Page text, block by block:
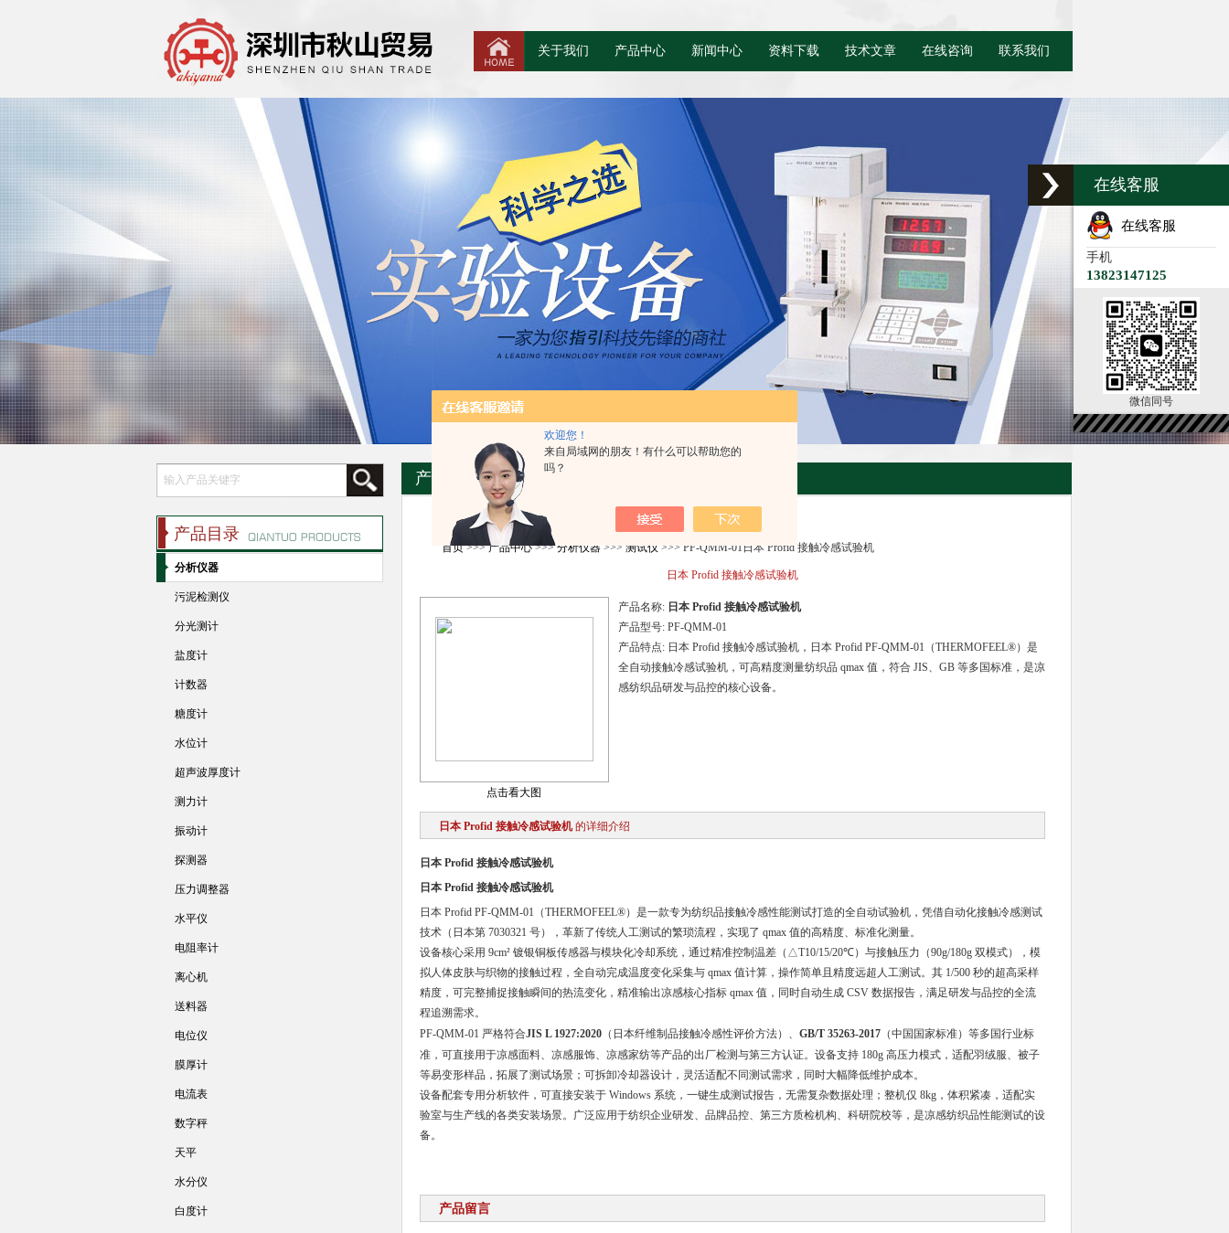
欢迎您！
来自局域网的朋友！有什么可以帮助您的
吗？
关于我们 产品中心 新闻中心 资料下载 技术文章 在线咨询 联系我们
产品资料
首页>>>产品中心>>>分析仪器>>> 测试仪 >>> PF-QMM-01日本 Profid 接触冷感试验机
日本 Profid 接触冷感试验机
点击看大图
产品名称: 日本 Profid 接触冷感试验机
产品型号: PF-QMM-01
产品特点: 日本 Profid 接触冷感试验机，日本 Profid PF-QMM-01（THERMOFEEL®）是
全自动接触冷感试验机，可高精度测量纺织品 qmax 值，符合 JIS、GB 等多国标准，是凉
感纺织品研发与品控的核心设备。
日本 Profid 接触冷感试验机 的详细介绍
日本 Profid 接触冷感试验机
日本 Profid 接触冷感试验机
日本 Profid PF-QMM-01（THERMOFEEL®）是一款专为纺织品接触冷感性能测试打造的全自动试验机，凭借自动化接触冷感测试
技术（日本第 7030321 号），革新了传统人工测试的繁琐流程，实现了 qmax 值的高精度、标准化测量。
设备核心采用 9cm² 镀银铜板传感器与模块化冷却系统，通过精准控制温差（△T10/15/20℃）与接触压力（90g/180g 双模式），模
拟人体皮肤与织物的接触过程，全自动完成温度变化采集与 qmax 值计算，操作简单且精度远超人工测试。其 1/500 秒的超高采样
精度，可完整捕捉接触瞬间的热流变化，精准输出凉感核心指标 qmax 值，同时自动生成 CSV 数据报告，满足研发与品控的全流
程追溯需求。
PF-QMM-01 严格符合JIS L 1927:2020（日本纤维制品接触冷感性评价方法）、 GB/T 35263-2017（中国国家标准）等多国行业标
准，可直接用于凉感面料、凉感服饰、凉感家纺等产品的出厂检测与第三方认证。设备支持 180g 高压力模式，适配羽绒服、被子
等易变形样品，拓展了测试场景；可拆卸冷却器设计，灵活适配不同测试需求，同时大幅降低维护成本。
设备配套专用分析软件，可直接安装于 Windows 系统，一键生成测试报告，无需复杂数据处理；整机仅 8kg，体积紧凑，适配实
验室与生产线的各类安装场景。广泛应用于纺织企业研发、品牌品控、第三方质检机构、科研院校等，是凉感纺织品性能测试的设
备。
产品留言
产品目录
分析仪器
污泥检测仪
分光测计
盐度计
计数器
糖度计
水位计
超声波厚度计
测力计
振动计
探测器
压力调整器
水平仪
电阻率计
离心机
送料器
电位仪
膜厚计
电流表
数字秤
天平
水分仪
白度计
在线客服
在线客服
手机
13823147125
微信同号